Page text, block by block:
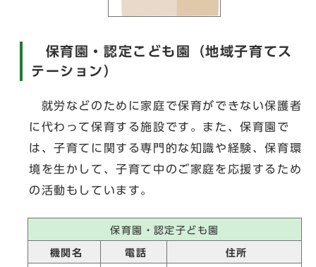
保育園・認定こども園（地域子育てス
テーション）
就労などのために家庭で保育ができない保護者
に代わって保育する施設です。また、保育園で
は、子育てに関する専門的な知識や経験、保育環
境を生かして、子育て中のご家庭を応援するため
の活動もしています。
保育園・認定子ども園
機関名 電話 住所